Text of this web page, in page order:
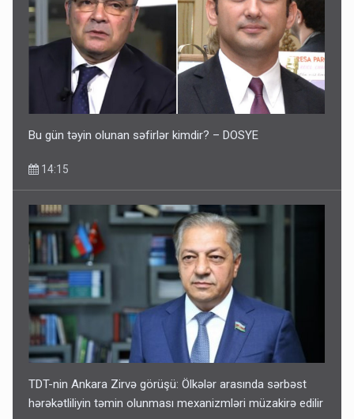
Bu gün təyin olunan səfirlər kimdir? – DOSYE
14:15
TDT-nin Ankara Zirvə görüşü: Ölkələr arasında sərbəst
hərəkətliliyin təmin olunması mexanizmləri müzakirə edilir